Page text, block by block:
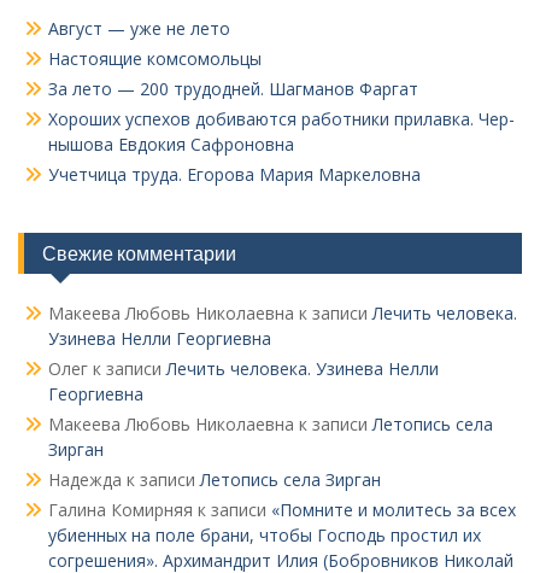
Август — уже не лето
Настоящие комсомольцы
За лето — 200 трудодней. Шагманов Фаргат
Хороших успехов добиваются работники прилавка. Чер­
нышова Евдокия Сафроновна
Учетчица труда. Его­рова Мария Маркеловна
Свежие комментарии
Макеева Любовь Николаевна к записиЛечить человека.
Узинева Нелли Георгиевна
Олег к записиЛечить человека. Узинева Нелли
Георгиевна
Макеева Любовь Николаевна к записиЛетопись села
Зирган
Надежда к записиЛетопись села Зирган
Галина Комирняя к записи «Помните и молитесь за всех
убиенных на поле брани, чтобы Господь простил их
согрешения». Архимандрит Илия (Бобровников Николай